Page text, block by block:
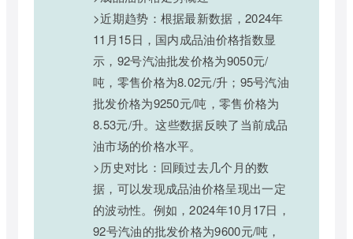
>近期趋势：根据最新数据，2024年
11月15日，国内成品油价格指数显
示，92号汽油批发价格为9050元/
吨，零售价格为8.02元/升；95号汽油
批发价格为9250元/吨，零售价格为
8.53元/升。这些数据反映了当前成品
油市场的价格水平。
>历史对比：回顾过去几个月的数
据，可以发现成品油价格呈现出一定
的波动性。例如，2024年10月17日，
92号汽油的批发价格为9600元/吨，